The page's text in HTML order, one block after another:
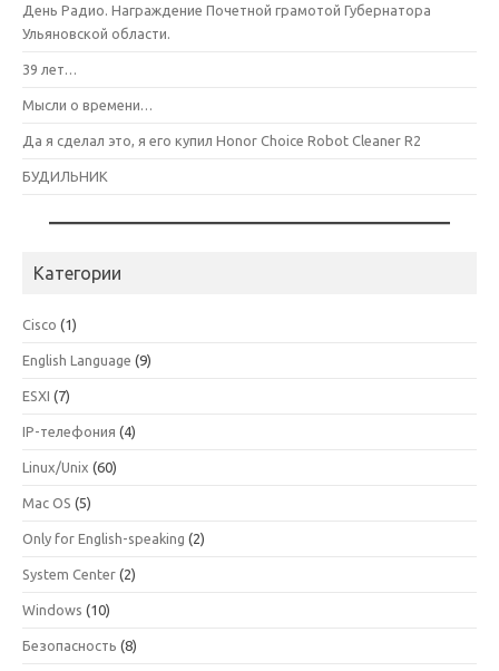
День Радио. Награждение Почетной грамотой Губернатора
Ульяновской области.
39 лет…
Мысли о времени…
Да я сделал это, я его купил Honor Choice Robot Cleaner R2
БУДИЛЬНИК
Категории
Cisco (1)
English Language (9)
ESXI (7)
IP-телефония (4)
Linux/Unix (60)
Mac OS (5)
Only for English-speaking (2)
System Center (2)
Windows (10)
Безопасность (8)